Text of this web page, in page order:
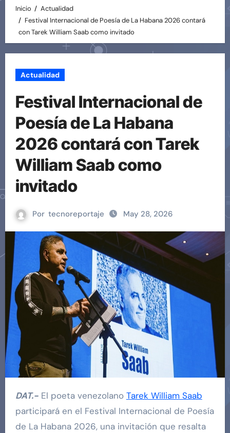
Inicio
Actualidad
Festival Internacional de Poesía de La Habana 2026 contará
con Tarek William Saab como invitado
Actualidad
Festival Internacional de
Poesía de La Habana
2026 contará con Tarek
William Saab como
invitado
Por tecnoreportaje May 28, 2026
DAT.-El poeta venezolano Tarek William Saab
participará en el Festival Internacional de Poesía
de La Habana 2026, una invitación que resalta